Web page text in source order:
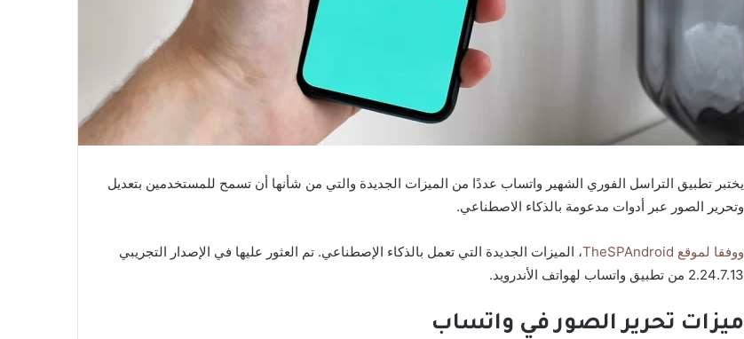
يختبر تطبيق التراسل الفوري الشهير واتساب عددًا من الميزات الجديدة والتي من شأنها أن تسمح للمستخدمين بتعديل
وتحرير الصور عبر أدوات مدعومة بالذكاء الاصطناعي.
ووفقا لموقع TheSPAndroid
، الميزات الجديدة التي تعمل بالذكاء الإصطناعي. تم العثور عليها في الإصدار التجريبي
2.24.7.13 من تطبيق واتساب لهواتف الأندرويد.
ميزات تحرير الصور في واتساب